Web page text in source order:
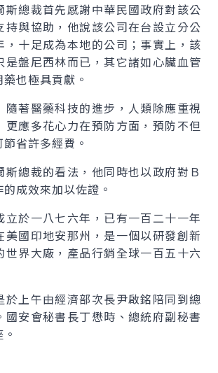
斯總裁首先感謝中華民國政府對該公
持與協助，他說該公司在台設立分公
，十足成為本地的公司；事實上，該
是盤尼西林而已，其它諸如心臟血管
也極具貢獻。
隨著醫藥科技的進步，人類除應重視
更應多花心力在預防方面，預防不但
省許多經費。
斯總裁的看法，他同時也以政府對Ｂ
成效來加以佐證。
立於一八七六年，已有一百二十一年
美國印地安那州，是一個以研發創新
世界大廠，產品行銷全球一百五十六
於上午由經濟部次長尹啟銘陪同到總
國安會秘書長丁懋時、總統府副秘書